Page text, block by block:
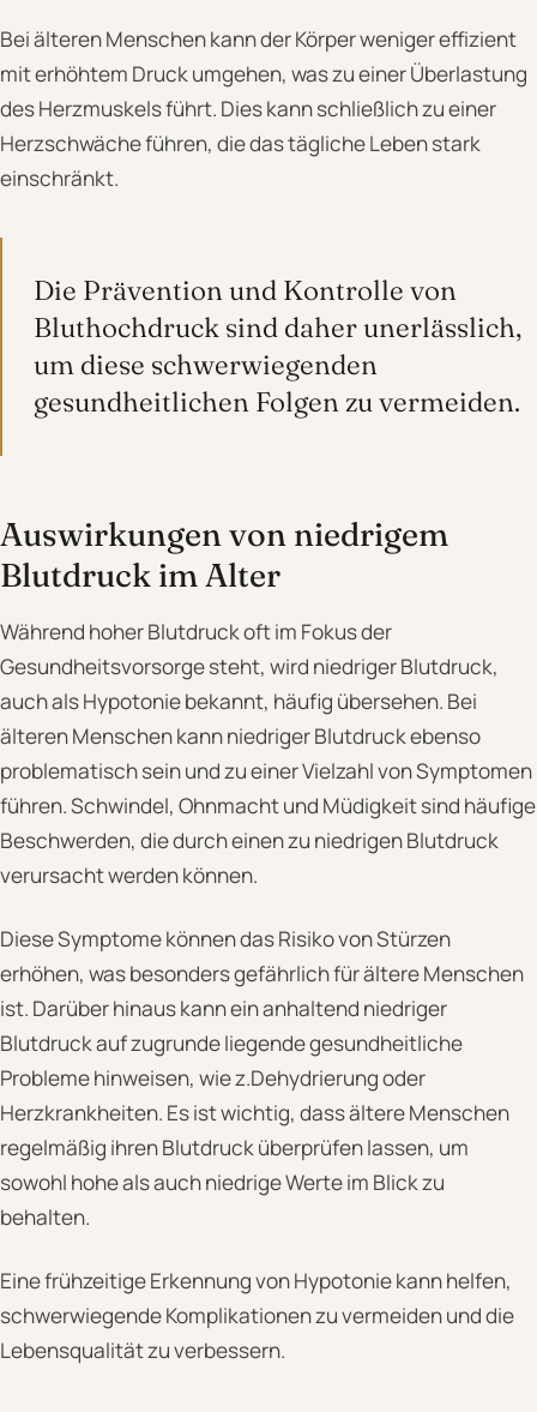
Bei älteren Menschen kann der Körper weniger effizient
mit erhöhtem Druck umgehen, was zu einer Überlastung
des Herzmuskels führt. Dies kann schließlich zu einer
Herzschwäche führen, die das tägliche Leben stark
einschränkt.
Die Prävention und Kontrolle von
Bluthochdruck sind daher unerlässlich,
um diese schwerwiegenden
gesundheitlichen Folgen zu vermeiden.
Auswirkungen von niedrigem
Blutdruck im Alter
Während hoher Blutdruck oft im Fokus der
Gesundheitsvorsorge steht, wird niedriger Blutdruck,
auch als Hypotonie bekannt, häufig übersehen. Bei
älteren Menschen kann niedriger Blutdruck ebenso
problematisch sein und zu einer Vielzahl von Symptomen
führen. Schwindel, Ohnmacht und Müdigkeit sind häufige
Beschwerden, die durch einen zu niedrigen Blutdruck
verursacht werden können.
Diese Symptome können das Risiko von Stürzen
erhöhen, was besonders gefährlich für ältere Menschen
ist. Darüber hinaus kann ein anhaltend niedriger
Blutdruck auf zugrunde liegende gesundheitliche
Probleme hinweisen, wie z.Dehydrierung oder
Herzkrankheiten. Es ist wichtig, dass ältere Menschen
regelmäßig ihren Blutdruck überprüfen lassen, um
sowohl hohe als auch niedrige Werte im Blick zu
behalten.
Eine frühzeitige Erkennung von Hypotonie kann helfen,
schwerwiegende Komplikationen zu vermeiden und die
Lebensqualität zu verbessern.